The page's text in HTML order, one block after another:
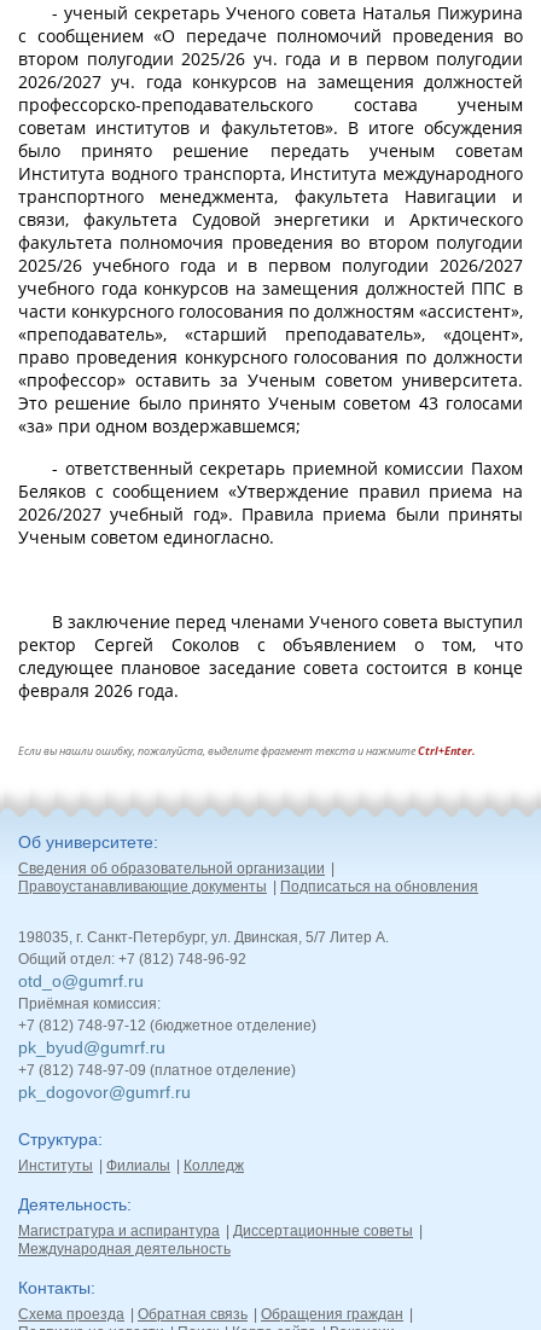
- ученый секретарь Ученого совета Наталья Пижурина
с сообщением «О передаче полномочий проведения во
втором полугодии 2025/26 уч. года и в первом полугодии
2026/2027 уч. года конкурсов на замещения должностей
профессорско-преподавательского состава ученым
советам институтов и факультетов». В итоге обсуждения
было принято решение передать ученым советам
Института водного транспорта, Института международного
транспортного менеджмента, факультета Навигации и
связи, факультета Судовой энергетики и Арктического
факультета полномочия проведения во втором полугодии
2025/26 учебного года и в первом полугодии 2026/2027
учебного года конкурсов на замещения должностей ППС в
части конкурсного голосования по должностям «ассистент»,
«преподаватель», «старший преподаватель», «доцент»,
право проведения конкурсного голосования по должности
«профессор» оставить за Ученым советом университета.
Это решение было принято Ученым советом 43 голосами
«за» при одном воздержавшемся;
- ответственный секретарь приемной комиссии Пахом
Беляков с сообщением «Утверждение правил приема на
2026/2027 учебный год». Правила приема были приняты
Ученым советом единогласно.
В заключение перед членами Ученого совета выступил
ректор Сергей Соколов с объявлением о том, что
следующее плановое заседание совета состоится в конце
февраля 2026 года.
Если вы нашли ошибку, пожалуйста, выделите фрагмент текста и нажмитеCtrl+Enter.
Об университете
Сведения об образовательной организации
Правоустанавливающие документы
Подписаться на обновления
198035, г. Санкт-Петербург, ул. Двинская, 5/7 Литер А.
Общий отдел: +7 (812) 748-96-92
otd_o@gumrf.ru
Приёмная комиссия:
+7 (812) 748-97-12 (бюджетное отделение)
pk_byud@gumrf.ru
+7 (812) 748-97-09 (платное отделение)
pk_dogovor@gumrf.ru
Структура
Институты Филиалы Колледж
Деятельность
Магистратура и аспирантура
Диссертационные советы
Международная деятельность
Контакты
Схема проезда Обратная связь
Обращения граждан